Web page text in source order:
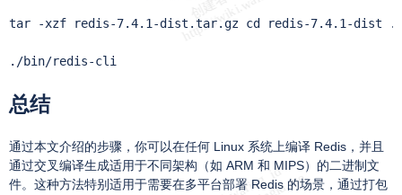
tar -xzf redis-7.4.1-dist.tar.gz cd redis-7.4.1-dist
./bin/redis-cli
总结
通过本文介绍的步骤，你可以在任何 Linux 系统上编译 Redis，并且
通过交叉编译生成适用于不同架构（如 ARM 和 MIPS）的二进制文
件。这种方法特别适用于需要在多平台部署 Redis 的场景，通过打包